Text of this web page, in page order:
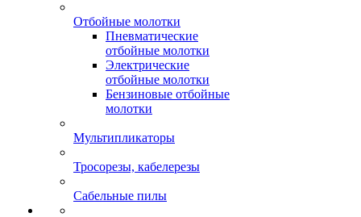
Отбойные молотки
Пневматические
отбойные молотки
Электрические
отбойные молотки
Бензиновые отбойные
молотки
Мультипликаторы
Тросорезы, кабелерезы
Сабельные пилы